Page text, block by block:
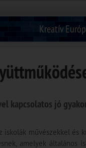
Kreatív
kapcsolatos jó
iskolák művészekkel
amelyek általános